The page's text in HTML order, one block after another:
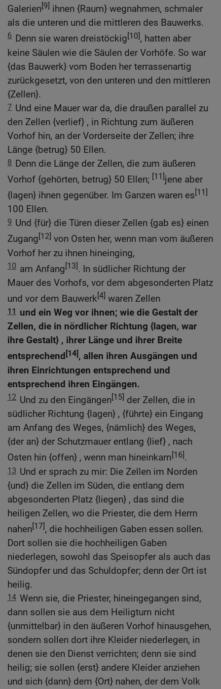
Galerien[9] ihnen {Raum} wegnahmen, schmaler
als die unteren und die mittleren des Bauwerks.
6 Denn sie waren dreistöckig[10], hatten aber
keine Säulen wie die Säulen der Vorhöfe. So war
{das Bauwerk} vom Boden her terrassenartig
zurückgesetzt, von den unteren und den mittleren
{Zellen}.
7 Und eine Mauer war da, die draußen parallel zu
den Zellen {verlief} , in Richtung zum äußeren
Vorhof hin, an der Vorderseite der Zellen; ihre
Länge {betrug} 50 Ellen.
8 Denn die Länge der Zellen, die zum äußeren
Vorhof {gehörten, betrug} 50 Ellen; [11]jene aber
{lagen} ihnen gegenüber. Im Ganzen waren es[11]
100 Ellen.
9 Und {für} die Türen dieser Zellen {gab es} einen
Zugang[12] von Osten her, wenn man vom äußeren
Vorhof her zu ihnen hineinging,
10 am Anfang[13]. In südlicher Richtung der
Mauer des Vorhofs, vor dem abgesonderten Platz
und vor dem Bauwerk[4] waren Zellen
11
und ein Weg vor ihnen; wie die Gestalt der
Zellen, die in nördlicher Richtung {lagen, war
ihre Gestalt} , ihrer Länge und ihrer Breite
entsprechend [14], allen ihren Ausgängen und
ihren Einrichtungen entsprechend und
entsprechend ihren Eingängen.
12 Und zu den Eingängen[15] der Zellen, die in
südlicher Richtung {lagen} , {führte} ein Eingang
am Anfang des Weges, {nämlich} des Weges,
{der an} der Schutzmauer entlang {lief} , nach
Osten hin {offen} , wenn man hineinkam[16].
13 Und er sprach zu mir: Die Zellen im Norden
{und} die Zellen im Süden, die entlang dem
abgesonderten Platz {liegen} , das sind die
heiligen Zellen, wo die Priester, die dem Herrn
nahen[17], die hochheiligen Gaben essen sollen.
Dort sollen sie die hochheiligen Gaben
niederlegen, sowohl das Speisopfer als auch das
Sündopfer und das Schuldopfer; denn der Ort ist
heilig.
14 Wenn sie, die Priester, hineingegangen sind,
dann sollen sie aus dem Heiligtum nicht
{unmittelbar} in den äußeren Vorhof hinausgehen,
sondern sollen dort ihre Kleider niederlegen, in
denen sie den Dienst verrichten; denn sie sind
heilig; sie sollen {erst} andere Kleider anziehen
und sich {dann} dem {Ort} nahen, der dem Volk